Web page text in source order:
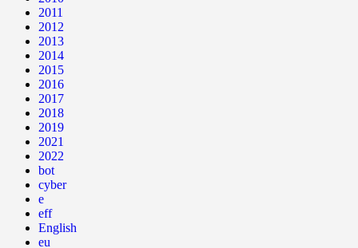
2011
2012
2013
2014
2015
2016
2017
2018
2019
2021
2022
bot
cyber
e
eff
English
eu